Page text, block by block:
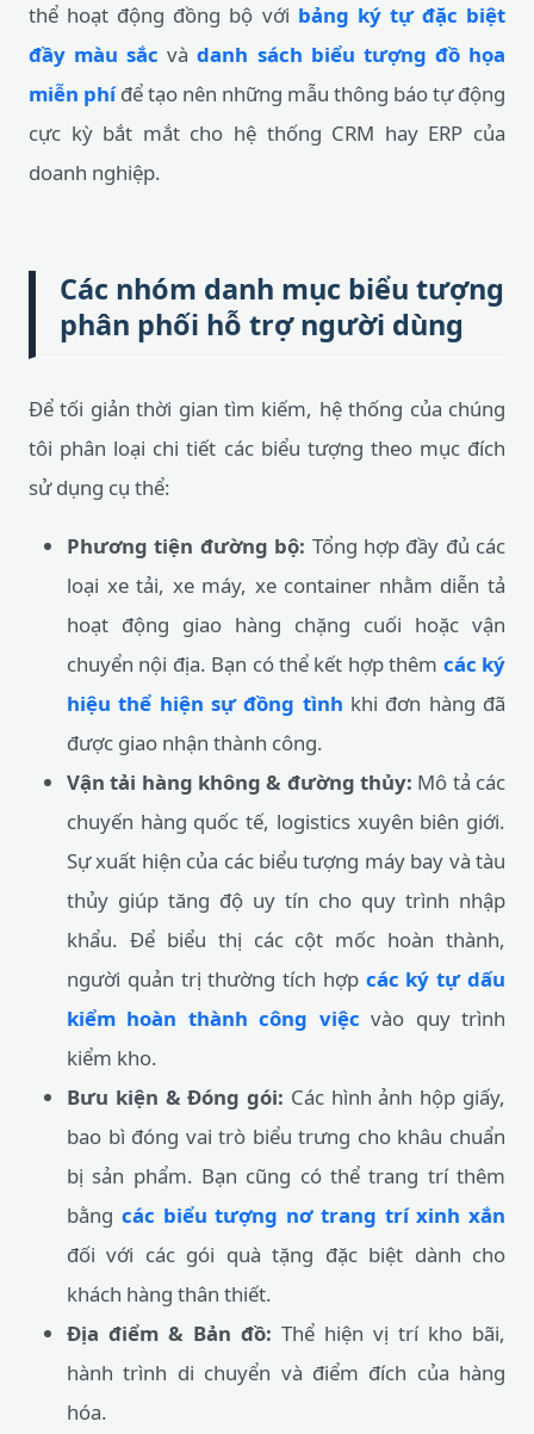
thể hoạt động đồng bộ với bảng ký tự đặc biệt
đầy màu sắc vàdanh sách biểu tượng đồ họa
miễn phíđể tạo nên những mẫu thông báo tự động
cực kỳ bắt mắt cho hệ thống CRM hay ERP của
doanh nghiệp.
Các nhóm danh mục biểu tượng
phân phối hỗ trợ người dùng
Để tối giản thời gian tìm kiếm, hệ thống của chúng
tôi phân loại chi tiết các biểu tượng theo mục đích
sử dụng cụ thể:
Phương tiện đường bộ: Tổng hợp đầy đủ các
loại xe tải, xe máy, xe container nhằm diễn tả
hoạt động giao hàng chặng cuối hoặc vận
chuyển nội địa. Bạn có thể kết hợp thêm các ký
hiệu thể hiện sự đồng tình khi đơn hàng đã
được giao nhận thành công.
Vận tải hàng không & đường thủy: Mô tả các
chuyến hàng quốc tế, logistics xuyên biên giới.
Sự xuất hiện của các biểu tượng máy bay và tàu
thủy giúp tăng độ uy tín cho quy trình nhập
khẩu. Để biểu thị các cột mốc hoàn thành,
người quản trị thường tích hợp các ký tự dấu
kiểm hoàn thành công việc vào quy trình
kiểm kho.
Bưu kiện & Đóng gói: Các hình ảnh hộp giấy,
bao bì đóng vai trò biểu trưng cho khâu chuẩn
bị sản phẩm. Bạn cũng có thể trang trí thêm
bằng các biểu tượng nơ trang trí xinh xắn
đối với các gói quà tặng đặc biệt dành cho
khách hàng thân thiết.
Địa điểm & Bản đồ: Thể hiện vị trí kho bãi,
hành trình di chuyển và điểm đích của hàng
hóa.